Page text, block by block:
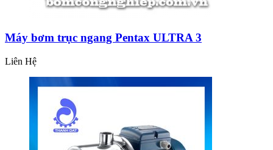
Máy bơm trục ngang Pentax ULTRA 3
Liên Hệ